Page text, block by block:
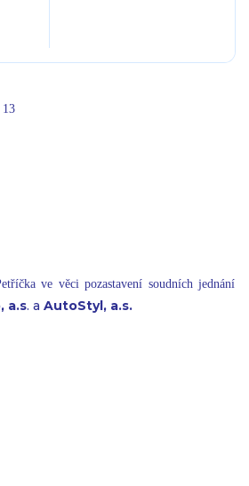
13
ve věci pozastavení soudních jednání
a.s. a AutoStyl, a.s.